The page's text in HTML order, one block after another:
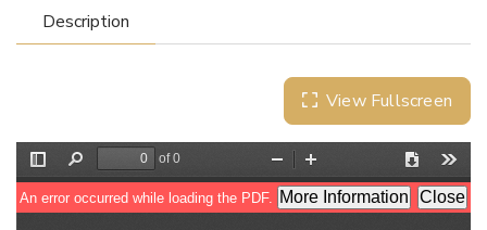
Description
View Fullscreen